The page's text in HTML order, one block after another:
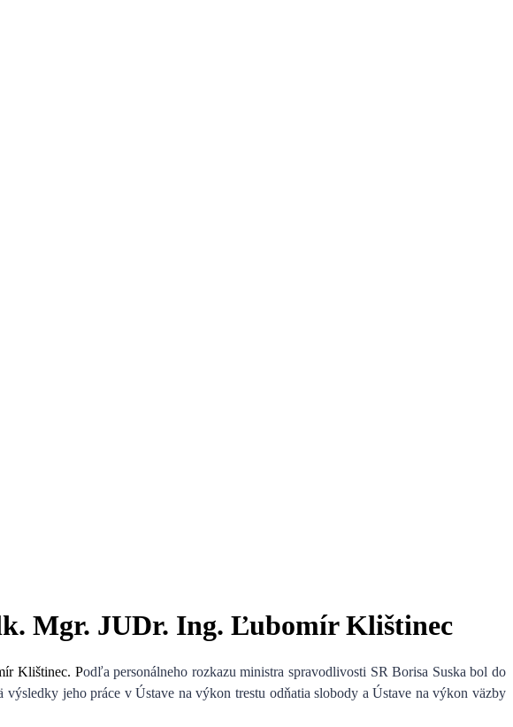
Mgr. JUDr. Ing. Ľubomír Klištinec
Klištinec. Podľa personálneho rozkazuministra spravodlivosti SR Borisa Suska bol do
jeho práce v Ústave na výkon trestu odňatia slobody a Ústave na výkon väzby